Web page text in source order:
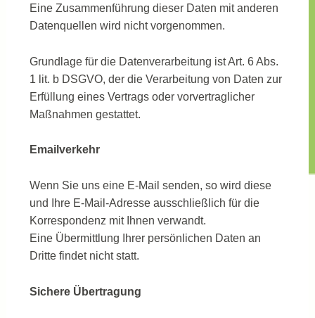
Eine Zusammenführung dieser Daten mit anderen
Datenquellen wird nicht vorgenommen.
Grundlage für die Datenverarbeitung ist Art. 6 Abs.
1 lit. b DSGVO, der die Verarbeitung von Daten zur
Erfüllung eines Vertrags oder vorvertraglicher
Maßnahmen gestattet.
Emailverkehr
Wenn Sie uns eine E-Mail senden, so wird diese
und Ihre E-Mail-Adresse ausschließlich für die
Korrespondenz mit Ihnen verwandt.
Eine Übermittlung Ihrer persönlichen Daten an
Dritte findet nicht statt.
Sichere Übertragung